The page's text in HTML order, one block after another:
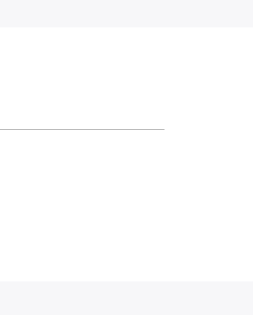
ดหน้า1google ราคาถูกมาก
ราคาถูกที่สุด ฟรีลงประกาศอสังหา รับทำSEOขายสินค้า